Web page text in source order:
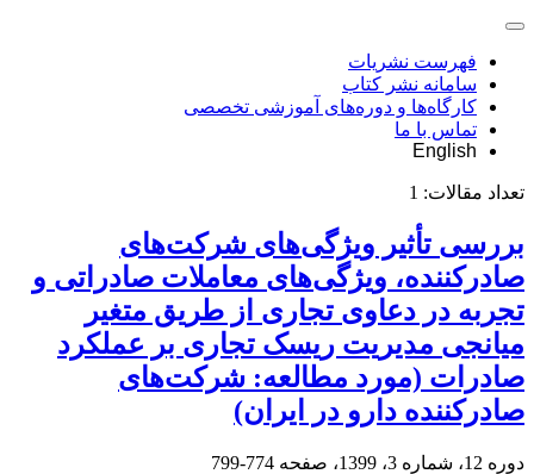
فهرست نشریات
سامانه نشر کتاب
کارگاه‌ها و دوره‌های آموزشی تخصصی
تماس با ما
English
تعداد مقالات: 1
بررسی تأثیر ویژگی‌های شرکت‌های
صادرکننده، ویژگی‌های معاملات صادراتی و
تجربه در دعاوی تجاری از طریق متغیر
میانجی مدیریت ریسک تجاری بر عملکرد
صادرات (مورد مطالعه: شرکت‌های
صادرکننده دارو در ایران)
دوره 12، شماره 3، 1399، صفحه 774-799